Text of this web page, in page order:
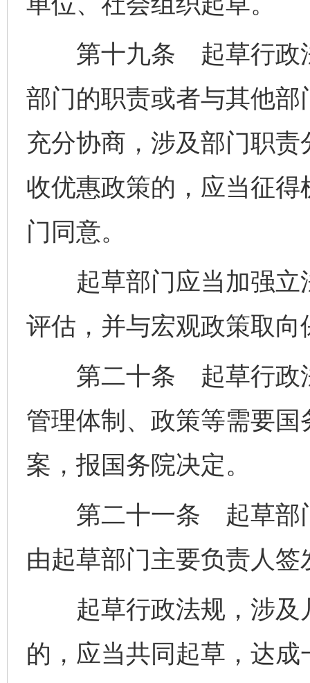
第十九条 起草行政法
部门的职责或者与其他
充分协商，涉及部门职
收优惠政策的，应当征
门同意。
起草部门应当加强立
评估，并与宏观政策取
第二十条 起草行政法
管理体制、政策等需要
案，报国务院决定。
第二十一条 起草部门
由起草部门主要负责人签
起草行政法规，涉及
的，应当共同起草，达